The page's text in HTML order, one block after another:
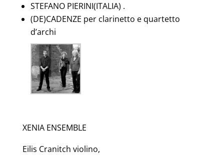
STEFANO PIERINI(ITALIA) .
(DE)CADENZE per clarinetto e quartetto
d’archi
XENIA ENSEMBLE
Eilis Cranitch violino,